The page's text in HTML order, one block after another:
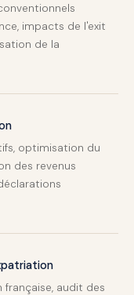
impacts de l'exit
de la
optimisation du
des revenus
audit des